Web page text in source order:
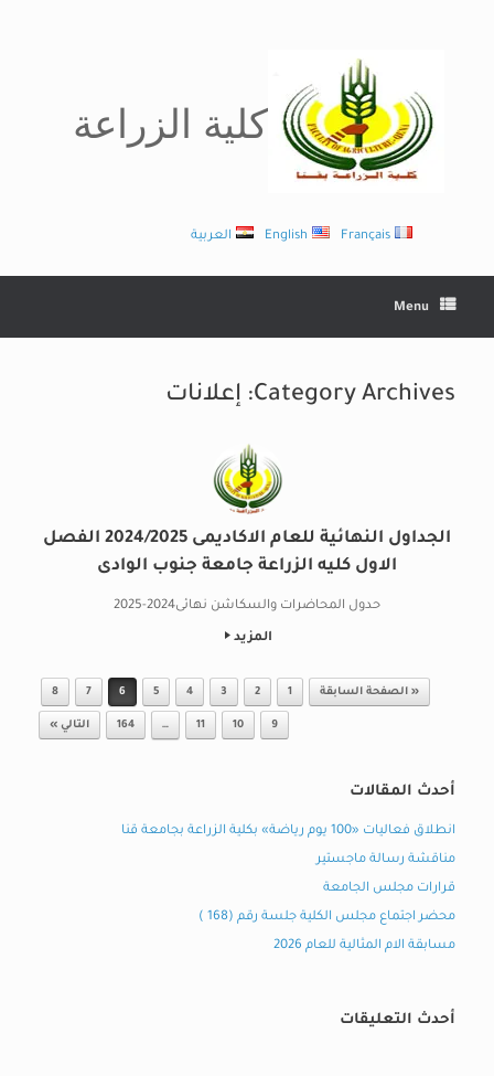
كلية الزراعة
العربية English Français
Menu
Category Archives: إعلانات
الجداول النهائية للعام الاكاديمى 2024/2025 الفصل
الاول كليه الزراعة جامعة جنوب الوادى
حدول المحاضرات والسكاشن نهائى2024-2025
المزيد
Post navigation
« الصفحة السابقة 1
2
3
4
5
6
7
8
9
10
11
…
164 التالي »
أحدث المقالات
انطلاق فعاليات «100 يوم رياضة» بكلية الزراعة بجامعة قنا
مناقشة رسالة ماجستير
قرارات مجلس الجامعة
محضر اجتماع مجلس الكلية جلسة رقم (168 )
مسابقة الام المثالية للعام 2026
أحدث التعليقات